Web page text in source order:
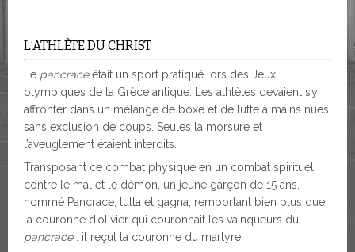
L’ATHLÈTE DU CHRIST
Le pancraceétait un sport pratiqué lors des Jeux
olympiques de la Grèce antique. Les athlètes devaient s’y
affronter dans un mélange de boxe et de lutte à mains nues,
sans exclusion de coups. Seules la morsure et
l’aveuglement étaient interdits.
Transposant ce combat physique en un combat spirituel
contre le mal et le démon, un jeune garçon de 15 ans,
nommé Pancrace, lutta et gagna, remportant bien plus que
la couronne d’olivier qui couronnait les vainqueurs du
pancrace: il reçut la couronne du martyre.